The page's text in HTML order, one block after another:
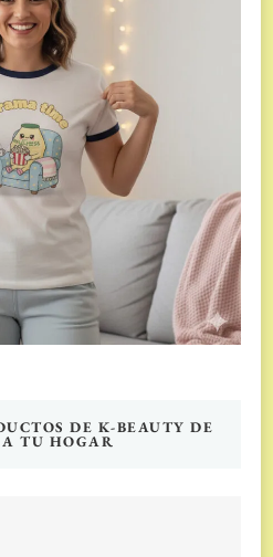
DE K-BEAUTY DE
TU HOGAR